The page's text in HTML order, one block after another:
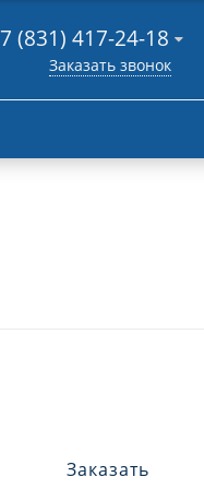
(831) 417-24-18
Заказать звонок
Заказать